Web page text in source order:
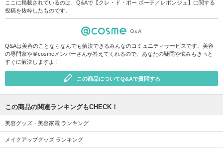
ここに掲載されているのは、Q&Aで【クレ・ド・ポー ボーテ／レポンジュ】に関する
投稿を抜粋したものです。
Q&Aは美容のことならなんでも解決できるみんなのコミュニティサービスです。美容
の専門家や＠cosmeメンバーさんが答えてくれるので、あなたの疑問や悩みもきっと
すぐに解決しますよ！
この商品についてQ&Aで質問する
この商品の関連ランキングもCHECK！
美容グッズ・美容家電 ランキング
メイクアップグッズ ランキング